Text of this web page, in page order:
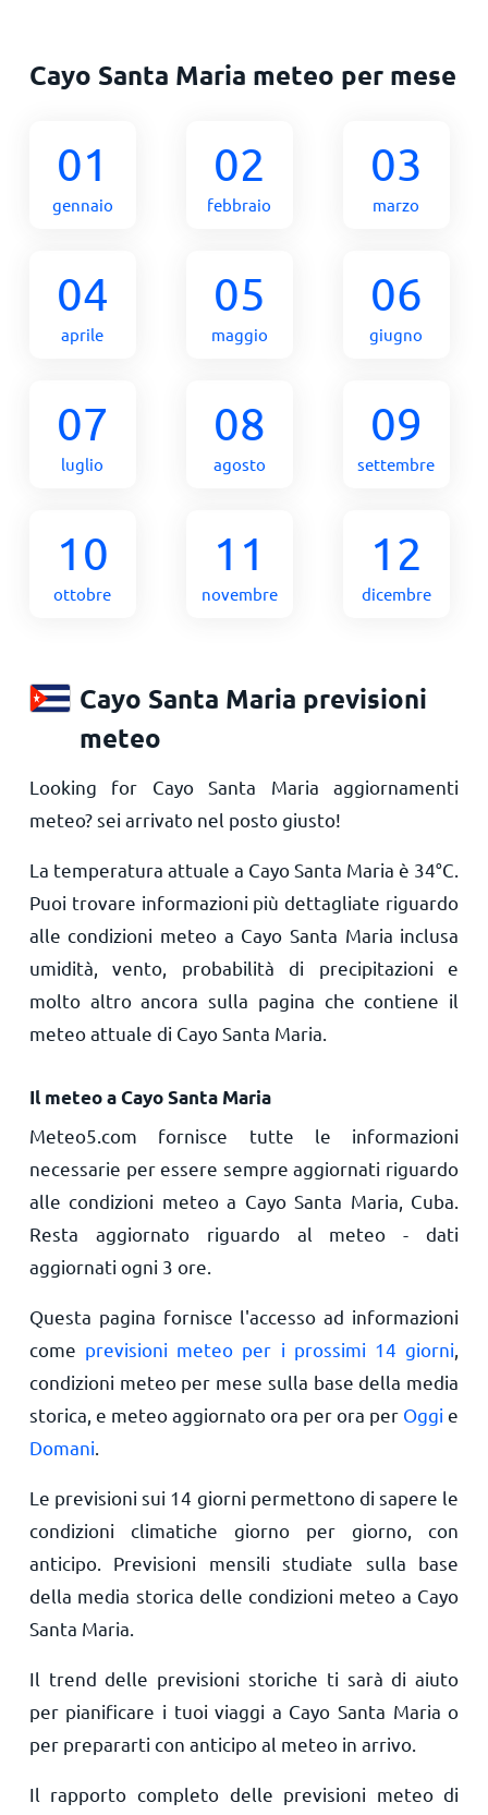
Cayo Santa Maria meteo per mese
01
gennaio
02
febbraio
03
marzo
04
aprile
05
maggio
06
giugno
07
luglio
08
agosto
09
settembre
10
ottobre
11
novembre
12
dicembre
Cayo Santa Maria previsioni
meteo
Looking for Cayo Santa Maria aggiornamenti
meteo? sei arrivato nel posto giusto!
La temperatura attuale a Cayo Santa Maria è 34°C
Puoi trovare informazioni più dettagliate riguardo
alle condizioni meteo a Cayo Santa Maria inclusa
umidità, vento, probabilità di precipitazioni e
molto altro ancora sulla pagina che contiene il
meteo attuale di Cayo Santa Maria.
Il meteo a Cayo Santa Maria
Meteo5.com fornisce tutte le informazioni
necessarie per essere sempre aggiornati riguardo
alle condizioni meteo a Cayo Santa Maria, Cuba.
Resta aggiornato riguardo al meteo - dati
aggiornati ogni 3 ore.
Questa pagina fornisce l'accesso ad informazioni
come previsioni meteo per i prossimi 14 giorni
condizioni meteo per mese sulla base della media
storica, e meteo aggiornato ora per ora per Oggi e
Domani
Le previsioni sui 14 giorni permettono di sapere le
condizioni climatiche giorno per giorno, con
anticipo. Previsioni mensili studiate sulla base
della media storica delle condizioni meteo a Cayo
Santa Maria.
Il trend delle previsioni storiche ti sarà di aiuto
per pianificare i tuoi viaggi a Cayo Santa Maria o
per prepararti con anticipo al meteo in arrivo.
Il rapporto completo delle previsioni meteo di